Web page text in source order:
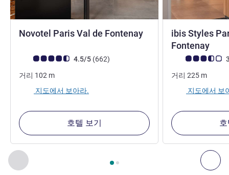
이전 - 주변에 있는 다른 시설 다
2/ 페이지 , 주변에 있는 다른 시설 1 :, 주변에 있는 다른 시
Novotel Paris Val de Fontenay4성
고객 평점 (ALL 평가)
4.5/5 (662리뷰
)
거리 102 m
지도에서 보아라.
호텔 보기
ibis Styles
Fontenay
고객 평점 (ALL 평
거리 225 m
지도에서 보